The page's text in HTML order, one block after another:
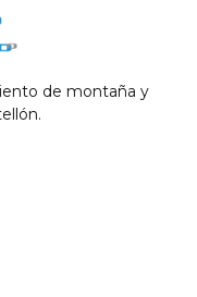
de montaña y